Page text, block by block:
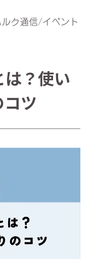
ク通信/イベント
？使い
ツ